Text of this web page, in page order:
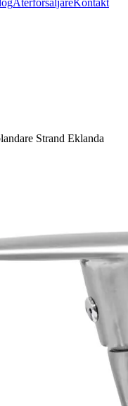
ÅterförsäljareKontakt
Strand Eklanda